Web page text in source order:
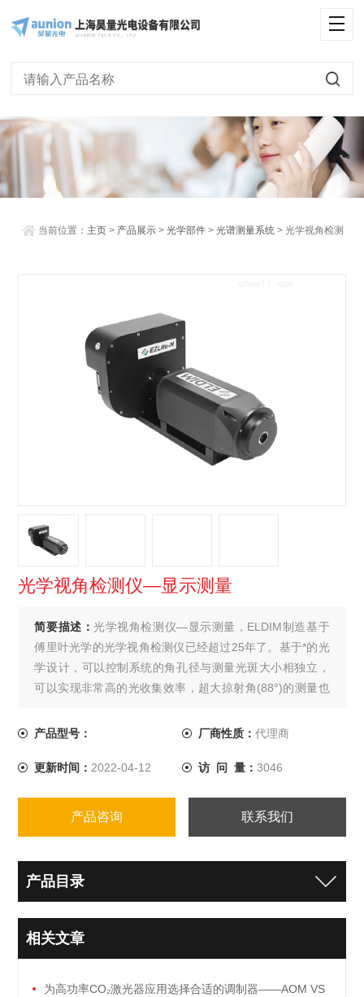
当前位置： 主页 > 产品展示 >光学部件 >光谱测量系统 > 光学视角检测
光学视角检测仪—显示测量
简要描述：光学视角检测仪—显示测量，ELDIM制造基于
傅里叶光学的光学视角检测仪已经超过25年了。基于*的光
学设计，可以控制系统的角孔径与测量光斑大小相独立，
可以实现非常高的光收集效率，超大掠射角(88°)的测量也
产品型号：
厂商性质： 代理商
更新时间： 2022-04-12 访 问 量： 3046
产品咨询 联系我们
产品目录
相关文章
为高功率CO₂激光器应用选择合适的调制器——AOM VS